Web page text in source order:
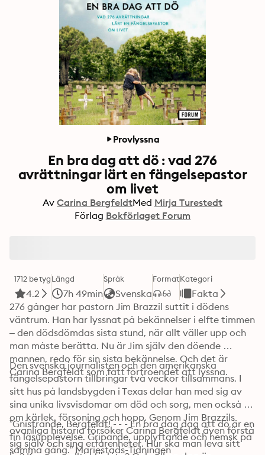
Provlyssna
En bra dag att dö : vad 276
avrättningar lärt en fängelsepastor
om livet
Av Carina BergfeldtMed Mirja Turestedt
Förlag Bokförlaget Forum
1712 betyg
4.2
Längd
7h 49min
Språk
Svenska
FormatKategori
Fakta
276 gånger har pastorn Jim Brazzil suttit i dödens
väntrum. Han har lyssnat på bekännelser i elfte timmen
– den dödsdömdas sista stund, när allt väller upp och
man måste berätta. Nu är Jim själv den döende
mannen, redo för sin sista bekännelse. Och det är
Carina Bergfeldt som fått förtroendet att lyssna.
Den svenska journalisten och den amerikanska
fängelsepastorn tillbringar två veckor tillsammans. I
sitt hus på landsbygden i Texas delar han med sig av
sina unika livsvisdomar om död och sorg, men också
om kärlek, försoning och hopp. Genom Jim Brazzils
ovanliga historia försöker Carina Bergfeldt även förstå
sig själv och sina erfarenheter. Hur ska man leva sitt
”Gnistrande, Bergfeldt! - - - En bra dag dag att dö är en
fin läsupplevelse. Gripande, upplyftande och hemsk på
samma gång.” Mariestads-Tidningen